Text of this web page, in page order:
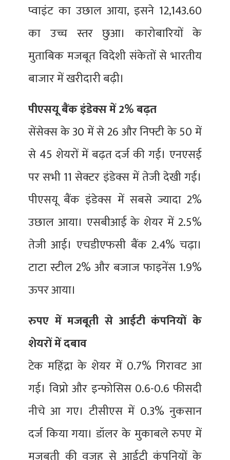
प्वाइंट का उछाल आया, इसने 12,143.60
का उच्च स्तर छुआ। कारोबारियों के
मुताबिक मजबूत विदेशी संकेतों से भारतीय
बाजार में खरीदारी बढ़ी।
पीएसयू बैंक इंडेक्स में 2% बढ़त
सेंसेक्स के 30 में से 26 और निफ्टी के 50 में
से 45 शेयरों में बढ़त दर्ज की गई। एनएसई
पर सभी 11 सेक्टर इंडेक्स में तेजी देखी गई।
पीएसयू बैंक इंडेक्स में सबसे ज्यादा 2%
उछाल आया। एसबीआई के शेयर में 2.5%
तेजी आई। एचडीएफसी बैंक 2.4% चढ़ा।
टाटा स्टील 2% और बजाज फाइनेंस 1.9%
ऊपर आया।
रुपए में मजबूती से आईटी कंपनियों के
शेयरों में दबाव
टेक महिंद्रा के शेयर में 0.7% गिरावट आ
गई। विप्रो और इन्फोसिस 0.6-0.6 फीसदी
नीचे आ गए। टीसीएस में 0.3% नुकसान
दर्ज किया गया। डॉलर के मुकाबले रुपए में